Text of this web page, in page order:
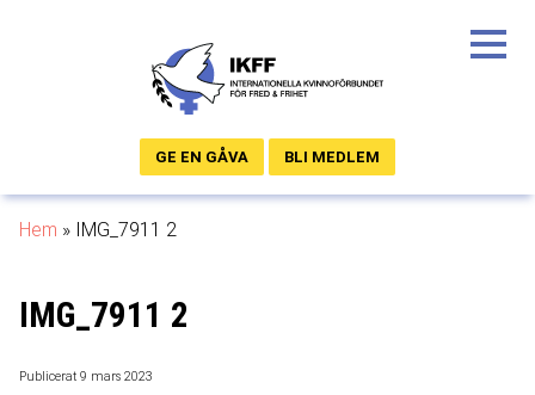
BLI MEDLEM
GE EN GÅVA
Hem » IMG_7911 2
IMG_7911 2
Publicerat 9 mars 2023